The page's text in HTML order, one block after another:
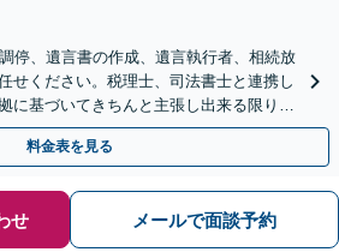
停、遺言書の作成、遺言執行者、相続放
せください。税理士、司法書士と連携し
に基づいてきちんと主張し出来る限りご
【兵庫県北部エリアも対応】
料金表を見る
せ メールで面談予約